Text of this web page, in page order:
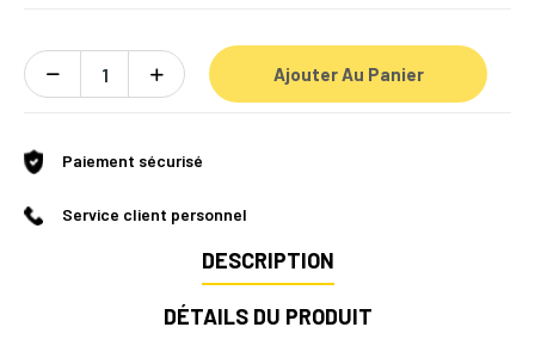
Ajouter Au Panier
Paiement sécurisé
Service client personnel
DESCRIPTION
DÉTAILS DU PRODUIT